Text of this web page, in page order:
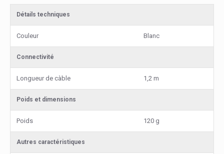
Détails techniques
Couleur Blanc
Connectivité
Longueur de càble 1,2 m
Poids et dimensions
Poids 120 g
Autres caractéristiques